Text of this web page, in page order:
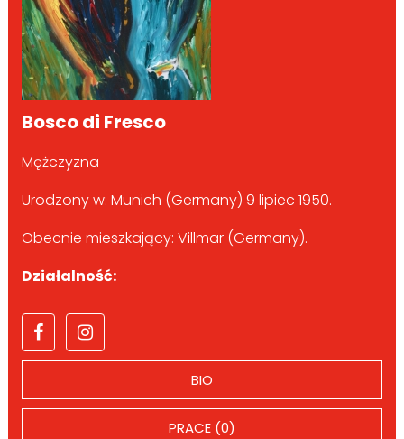
Bosco di Fresco
Mężczyzna
Urodzony w: Munich (Germany) 9 lipiec 1950.
Obecnie mieszkający: Villmar (Germany).
Działalność:
BIO
PRACE (0)